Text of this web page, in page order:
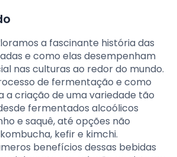
a fascinante história das
e como elas desempenham
nas culturas ao redor do mundo.
de fermentação e como
a criação de uma variedade tão
fermentados alcoólicos
e saquê, até opções não
kefir e kimchi.
benefícios dessas bebidas